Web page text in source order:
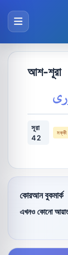
আশ-শূরা
সূরা
42
মক্কী
কোরআন বুকমার্ক
এখনও কোনো আয়াত